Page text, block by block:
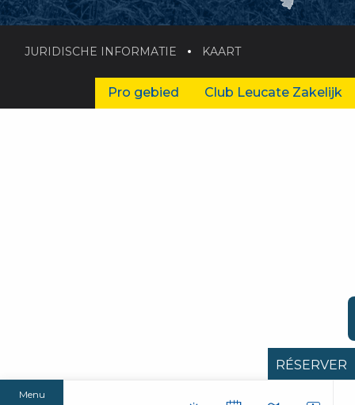
Menu
JURIDISCHE INFORMATIE KAART
Pro gebied Club Leucate Zakelijk
RÉSERVER